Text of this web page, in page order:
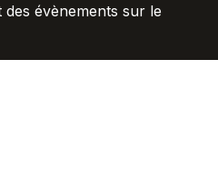
évènements sur le